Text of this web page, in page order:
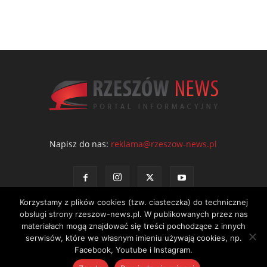
Napisz do nas: reklama@rzeszow-news.pl
Kontakt Polityka prywatności Regulamin portalu
© NEWS Sp. z o.o. - wydawca portalu Rzeszów News. Wszystkie prawa
Korzystamy z plików cookies (tzw. ciasteczka) do technicznej
obsługi strony rzeszow-news.pl. W publikowanych przez nas
materiałach mogą znajdować się treści pochodzące z innych
serwisów, które we własnym imieniu używają cookies, np.
Facebook, Youtube i Instagram.